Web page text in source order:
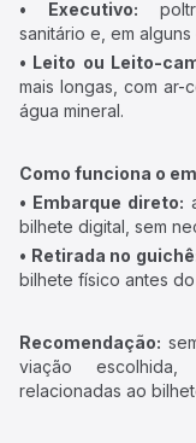
• Executivo:
sanitário e, em
• Leito ou Leito-
mais longas, com ar-
água mineral.
Como funciona o
• Embarque direto:
bilhete digital, sem
• Retirada no
bilhete físico antes
Recomendação:
viação
relacionadas ao